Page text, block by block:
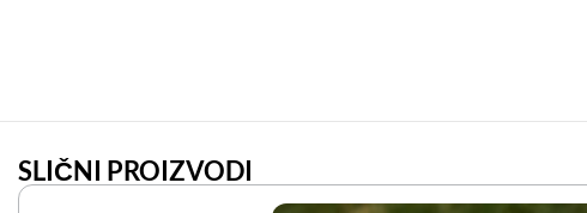
SLIČNI PROIZVODI